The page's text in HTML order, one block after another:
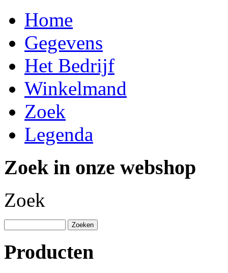
Home
Gegevens
Het Bedrijf
Winkelmand
Zoek
Legenda
Zoek in onze webshop
Zoek
Producten